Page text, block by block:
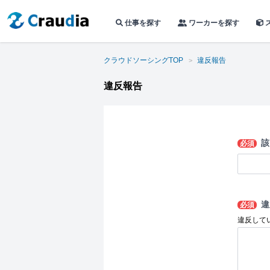
仕事を探す ワーカーを探す
クラウドソーシングTOP 違反報告
違反報告
必須
必須
違反して